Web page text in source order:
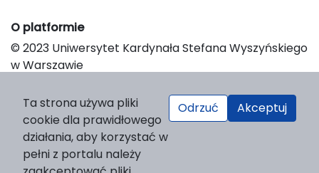
O platformie
© 2023 Uniwersytet Kardynała Stefana Wyszyńskiego
w Warszawie
Platform & Workflow by OJS/PKP
Ta strona używa pliki
cookie dla prawidłowego
działania, aby korzystać w
pełni z portalu należy
Odrzuć Akceptuj